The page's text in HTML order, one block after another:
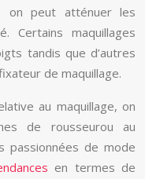
on peut atténuer les
Certains maquillages
tandis que d’autres
de maquillage.
au maquillage, on
de rousseurou au
passionnées de mode
en termes de